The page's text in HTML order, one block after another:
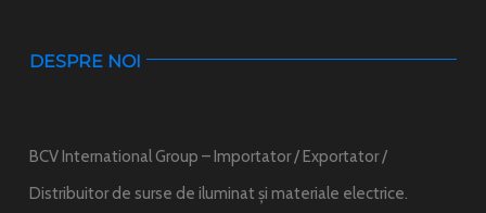
DESPRE NOI
BCV International Group – Importator / Exportator /
Distribuitor de surse de iluminat și materiale electrice.